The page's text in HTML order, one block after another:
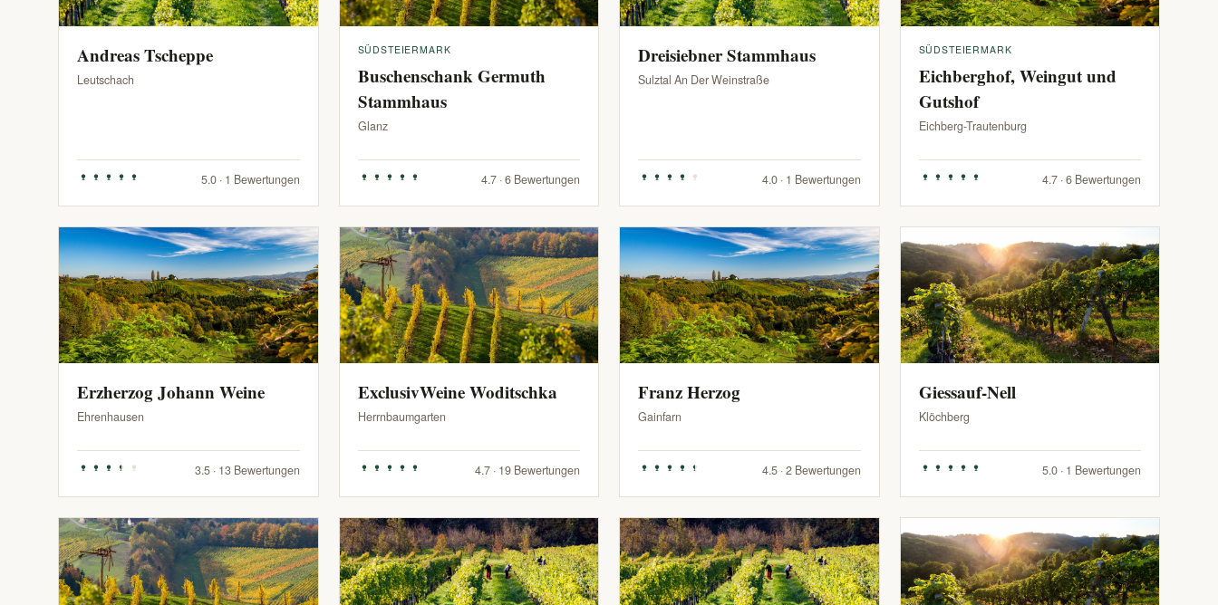
Andreas Tscheppe
Leutschach
5.0 · 1 Bewertungen
SÜDSTEIERMARK
Buschenschank Germuth
Stammhaus
Glanz
4.7 · 6 Bewertungen
Dreisiebner Stammhaus
Sulztal An Der Weinstraße
4.0 · 1 Bewertungen
SÜDSTEIERMARK
Eichberghof, Weingut und
Gutshof
Eichberg-Trautenburg
4.7 · 6 Bewertungen
Erzherzog Johann Weine
Ehrenhausen
3.5 · 13 Bewertungen
ExclusivWeine Woditschka
Herrnbaumgarten
4.7 · 19 Bewertungen
Franz Herzog
Gainfarn
4.5 · 2 Bewertungen
Giessauf-Nell
Klöchberg
5.0 · 1 Bewertungen